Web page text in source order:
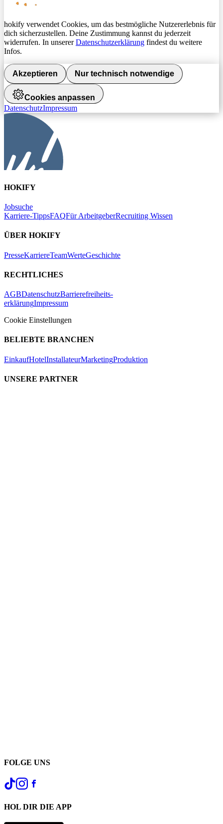
hokify verwendet Cookies, um das bestmögliche Nutzererlebnis für
dich sicherzustellen. Deine Zustimmung kannst du jederzeit
widerrufen. In unsererDatenschutzerklärung findest du weitere
Infos.
Akzeptieren Nur technisch notwendige
Cookies anpassen
DatenschutzImpressum
HOKIFY
Jobsuche
Karriere-TippsFAQFür ArbeitgeberRecruiting Wissen
ÜBER HOKIFY
PresseKarriereTeamWerteGeschichte
RECHTLICHES
AGBDatenschutzBarrierefreiheits-
erklärungImpressum
Cookie Einstellungen
BELIEBTE BRANCHEN
EinkaufHotelInstallateurMarketingProduktion
UNSERE PARTNER
FOLGE UNS
HOL DIR DIE APP